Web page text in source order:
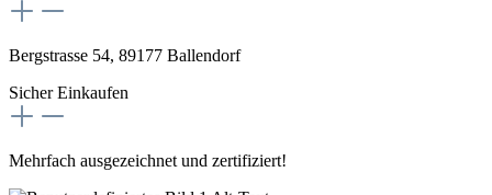
Bergstrasse 54, 89177 Ballendorf
Sicher Einkaufen
Mehrfach ausgezeichnet und zertifiziert!